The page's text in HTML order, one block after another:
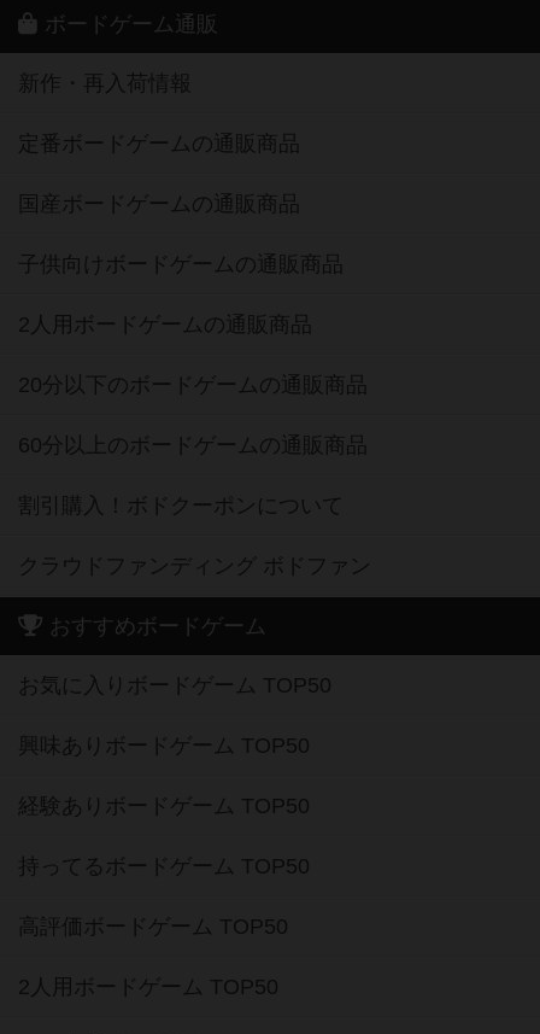
ボードゲーム通販
新作・再入荷情報
定番ボードゲームの通販商品
国産ボードゲームの通販商品
子供向けボードゲームの通販商品
2人用ボードゲームの通販商品
20分以下のボードゲームの通販商品
60分以上のボードゲームの通販商品
割引購入！ボドクーポンについて
クラウドファンディング ボドファン
おすすめボードゲーム
お気に入りボードゲーム TOP50
興味ありボードゲーム TOP50
経験ありボードゲーム TOP50
持ってるボードゲーム TOP50
高評価ボードゲーム TOP50
2人用ボードゲーム TOP50